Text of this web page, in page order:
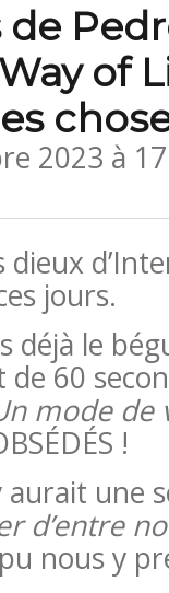
de
of
2023 à
dieux
jours.
déjà le
60
mode de
!
aurait une
d’entre
nous y